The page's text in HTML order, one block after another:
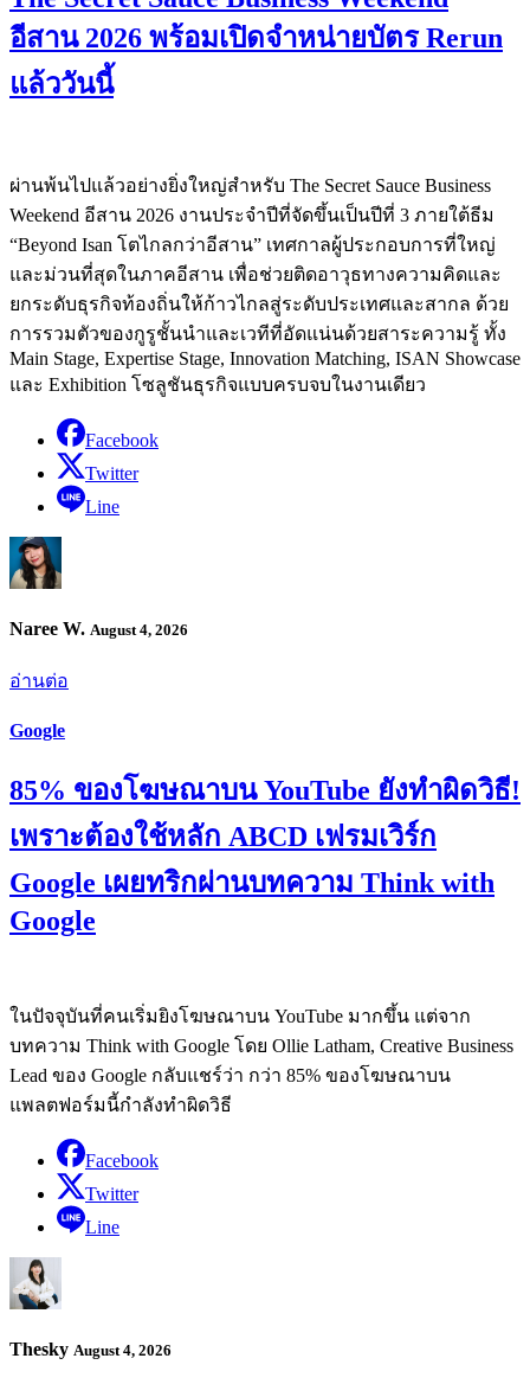
อีสาน 2026 พร้อมเปิดจำหน่ายบัตร Rerun
แล้ววันนี้
ผ่านพ้นไปแล้วอย่างยิ่งใหญ่สำหรับ The Secret Sauce Business
Weekend อีสาน 2026 งานประจำปีที่จัดขึ้นเป็นปีที่ 3 ภายใต้ธีม
“Beyond Isan โตไกลกว่าอีสาน” เทศกาลผู้ประกอบการที่ใหญ่
และม่วนที่สุดในภาคอีสาน เพื่อช่วยติดอาวุธทางความคิดและ
ยกระดับธุรกิจท้องถิ่นให้ก้าวไกลสู่ระดับประเทศและสากล ด้วย
การรวมตัวของกูรูชั้นนำและเวทีที่อัดแน่นด้วยสาระความรู้ ทั้ง
Main Stage, Expertise Stage, Innovation Matching, ISAN Showcase
และ Exhibition โซลูชันธุรกิจแบบครบจบในงานเดียว
Facebook
Twitter
Line
Naree W. August 4, 2026
อ่านต่อ
Google
85% ของโฆษณาบน YouTube ยังทำผิดวิธี!
เพราะต้องใช้หลัก ABCD เฟรมเวิร์ก
Google เผยทริกผ่านบทความ Think with
Google
ในปัจจุบันที่คนเริ่มยิงโฆษณาบน YouTube มากขึ้น แต่จาก
บทความ Think with Google โดย Ollie Latham, Creative Business
Lead ของ Google กลับแชร์ว่า กว่า 85% ของโฆษณาบน
แพลตฟอร์มนี้กำลังทำผิดวิธี
Facebook
Twitter
Line
Thesky August 4, 2026